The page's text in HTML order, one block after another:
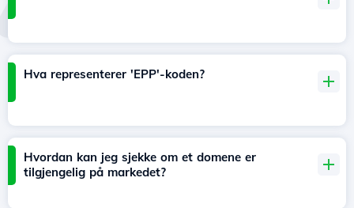
Hva representerer 'EPP'-koden?
Hvordan kan jeg sjekke om et domene er
tilgjengelig på markedet?